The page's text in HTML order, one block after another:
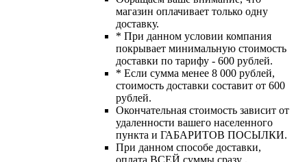
магазин оплачивает только одну
доставку.
* При данном условии компания
покрывает минимальную стоимость
доставки по тарифу - 600 рублей.
* Если сумма менее 8 000 рублей,
стоимость доставки составит от 600
рублей.
Окончательная стоимость зависит от
удаленности вашего населенного
пункта и ГАБАРИТОВ ПОСЫЛКИ.
При данном способе доставки,
оплата ВСЕЙ суммы сразу .